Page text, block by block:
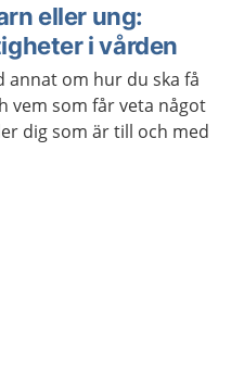
eller ung:
i vården
annat om hur du ska få
vem som får veta något
dig som är till och med